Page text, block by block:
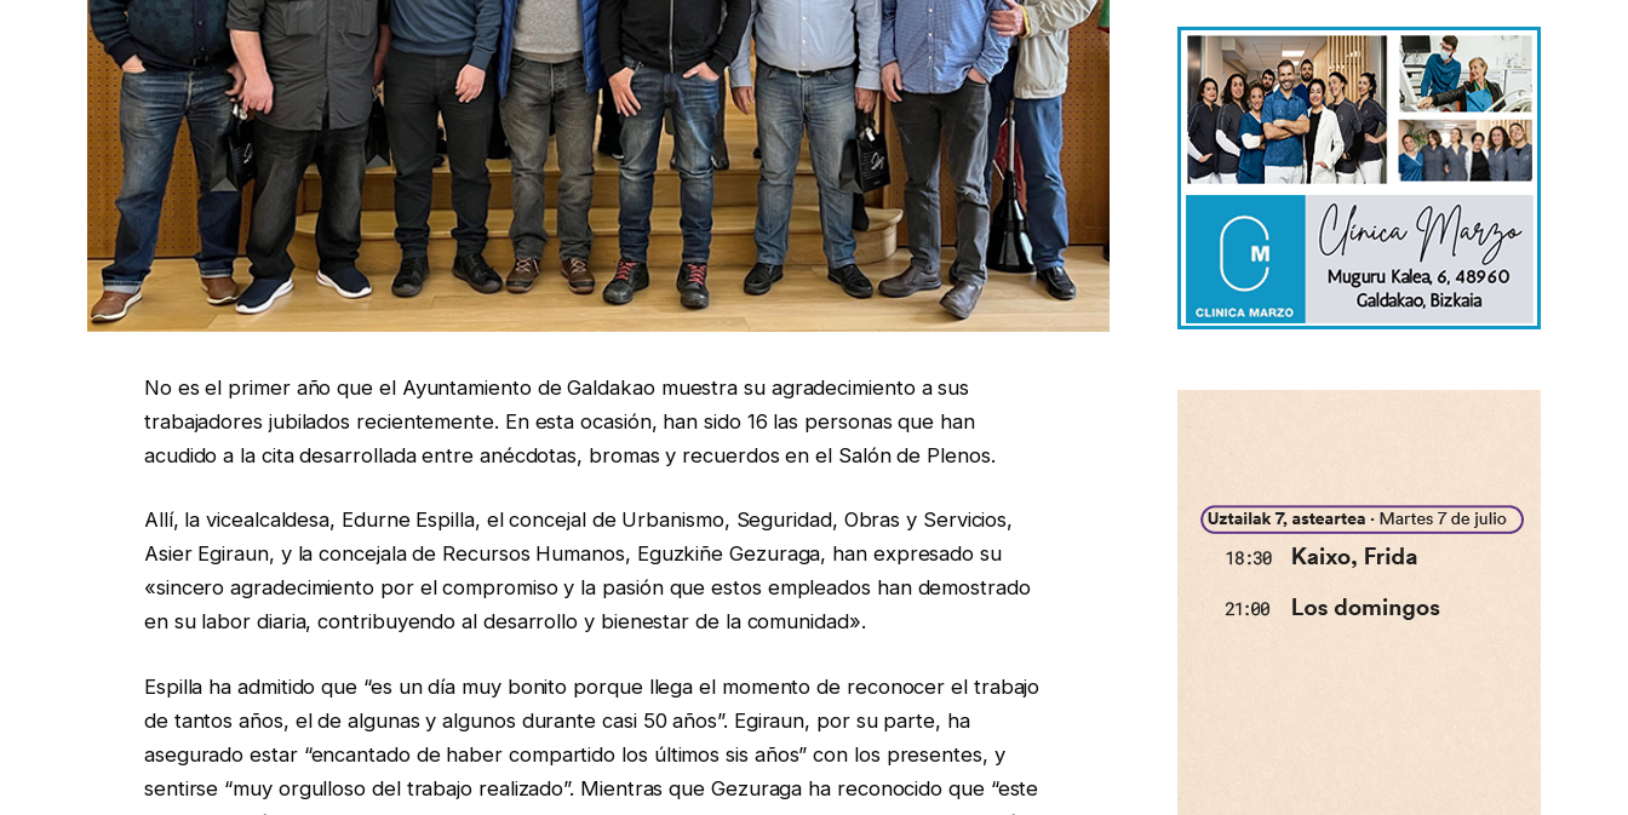
No es el primer año que el Ayuntamiento de Galdakao muestra su agradecimiento a sus
trabajadores jubilados recientemente. En esta ocasión, han sido 16 las personas que han
acudido a la cita desarrollada entre anécdotas, bromas y recuerdos en el Salón de Plenos.
Allí, la vicealcaldesa, Edurne Espilla, el concejal de Urbanismo, Seguridad, Obras y Servicios,
Asier Egiraun, y la concejala de Recursos Humanos, Eguzkiñe Gezuraga, han expresado su
«sincero agradecimiento por el compromiso y la pasión que estos empleados han demostrado
en su labor diaria, contribuyendo al desarrollo y bienestar de la comunidad».
Espilla ha admitido que “es un día muy bonito porque llega el momento de reconocer el trabajo
de tantos años, el de algunas y algunos durante casi 50 años”. Egiraun, por su parte, ha
asegurado estar “encantado de haber compartido los últimos sis años” con los presentes, y
sentirse “muy orgulloso del trabajo realizado”. Mientras que Gezuraga ha reconocido que “este